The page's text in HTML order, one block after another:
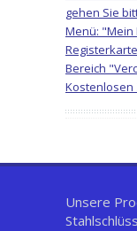
gehen Sie
Menü:
Bereich
Kostenlosen
Unsere